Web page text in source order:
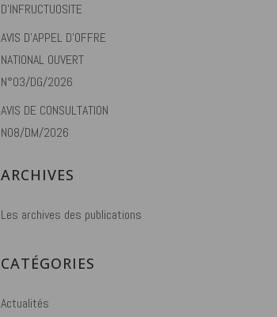
D’INFRUCTUOSITE
AVIS D’APPEL D’OFFRE
NATIONAL OUVERT
N°03/DG/2026
AVIS DE CONSULTATION
N08/DM/2026
ARCHIVES
Les archives des publications
CATÉGORIES
Actualités